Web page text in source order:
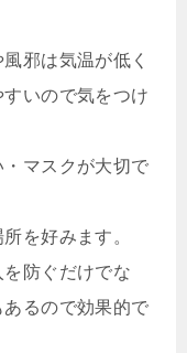
邪は気温が低く
いので気をつけ
マスクが大切で
を好みます。
防ぐだけでな
るので効果的で